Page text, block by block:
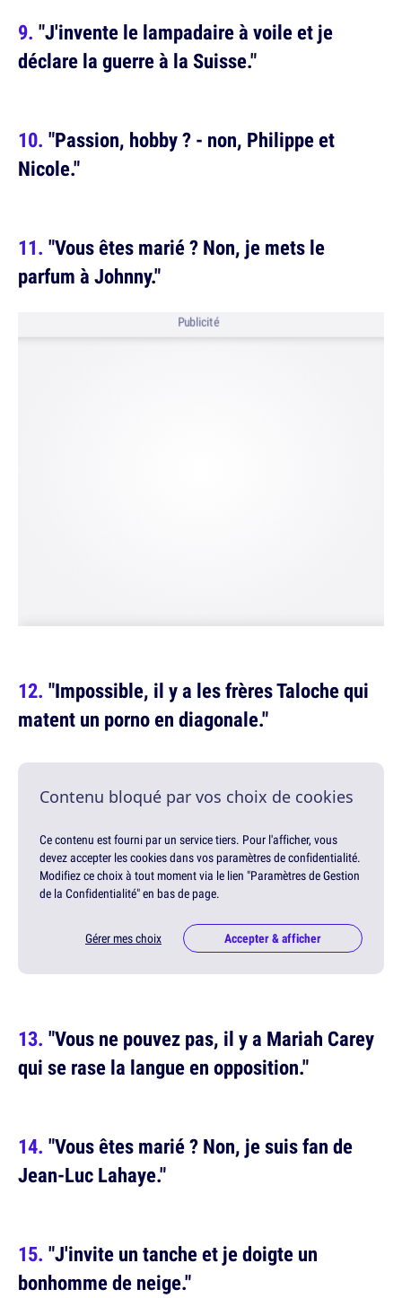
"J'invente le lampadaire à voile et je
déclare la guerre à la Suisse."
"Passion, hobby ? - non, Philippe et
Nicole."
"Vous êtes marié ? Non, je mets le
parfum à Johnny."
Publicité
"Impossible, il y a les frères Taloche qui
matent un porno en diagonale."
Contenu bloqué par vos choix de cookies
Ce contenu est fourni par un service tiers. Pour l'afficher, vous
devez accepter les cookies dans vos paramètres de confidentialité.
Modifiez ce choix à tout moment via le lien "Paramètres de Gestion
de la Confidentialité" en bas de page.
Gérer mes choix Accepter & afficher
"Vous ne pouvez pas, il y a Mariah Carey
qui se rase la langue en opposition."
"Vous êtes marié ? Non, je suis fan de
Jean-Luc Lahaye."
"J'invite un tanche et je doigte un
bonhomme de neige."